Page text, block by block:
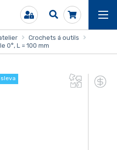
Crochets á outils
0°, L = 100 mm